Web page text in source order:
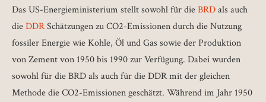
Das US-Energieministerium stellt sowohl für dieBRDals auch
dieDDRSchätzungen zu CO2-Emissionen durch die Nutzung
fossiler Energie wie Kohle, Öl und Gas sowie der Produktion
von Zement von 1950 bis 1990 zur Verfügung. Dabei wurden
sowohl für die BRD als auch für die DDR mit der gleichen
Methode die CO2-Emissionen geschätzt. Während im Jahr 1950